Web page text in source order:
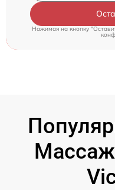
Нажимая на кнопку